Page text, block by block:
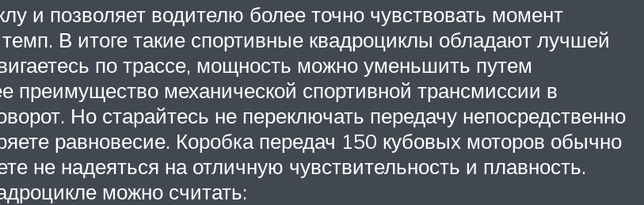
и позволяет водителю более точно чувствовать момент
В итоге такие спортивные квадроциклы обладают лучшей
по трассе, мощность можно уменьшить путем
преимущество механической спортивной трансмиссии в
Но старайтесь не переключать передачу непосредственно
равновесие. Коробка передач 150 кубовых моторов обычно
не надеяться на отличную чувствительность и плавность.
можно считать: